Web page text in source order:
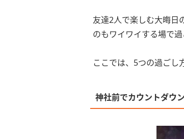
友達2人で楽しむ大晦日
のもワイワイする場で
ここでは、5つの過ごし
神社前でカウントダウ